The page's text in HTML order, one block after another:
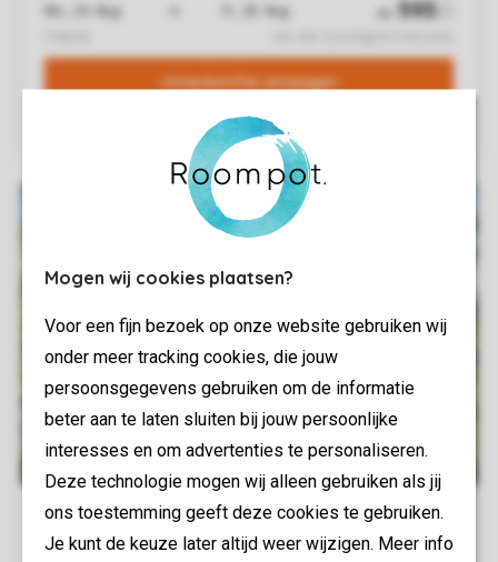
Mogen wij cookies plaatsen?
Voor een fijn bezoek op onze website gebruiken wij
onder meer tracking cookies, die jouw
persoonsgegevens gebruiken om de informatie
beter aan te laten sluiten bij jouw persoonlijke
interesses en om advertenties te personaliseren.
Deze technologie mogen wij alleen gebruiken als jij
ons toestemming geeft deze cookies te gebruiken.
Je kunt de keuze later altijd weer wijzigen. Meer info